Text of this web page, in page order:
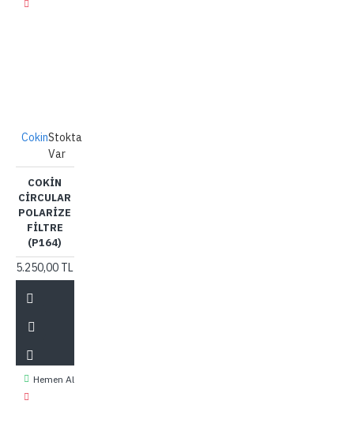
CokinStokta
Var
COKIN
CIRCULAR
POLARIZE
FILTRE
(P164)
5.250,00 TL
Hemen Al